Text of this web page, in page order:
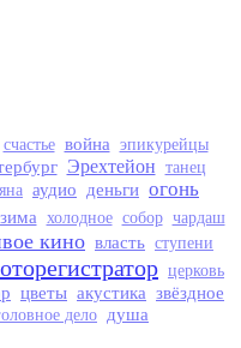
счастье война эпикурейцы
Эрехтейон танец
аудио деньги огонь
зима холодное собор чардаш
кино власть ступени
церковь
цветы акустика звёздное
дело душа